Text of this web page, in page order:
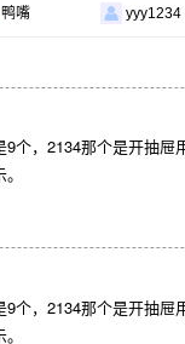
鸭嘴 yyy1234
，2134那个是开抽屉
，2134那个是开抽屉